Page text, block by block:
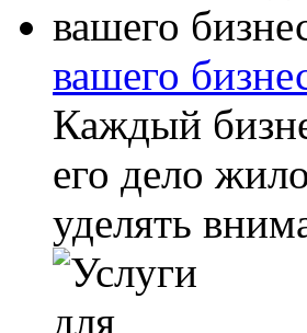
вашего
Каждый
его дело
уделять